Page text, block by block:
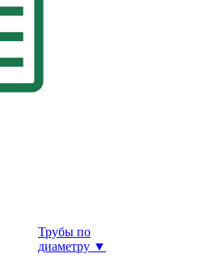
Трубы по
диаметру ▼